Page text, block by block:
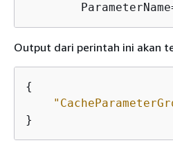
Output dari perintah ini akan
{
}